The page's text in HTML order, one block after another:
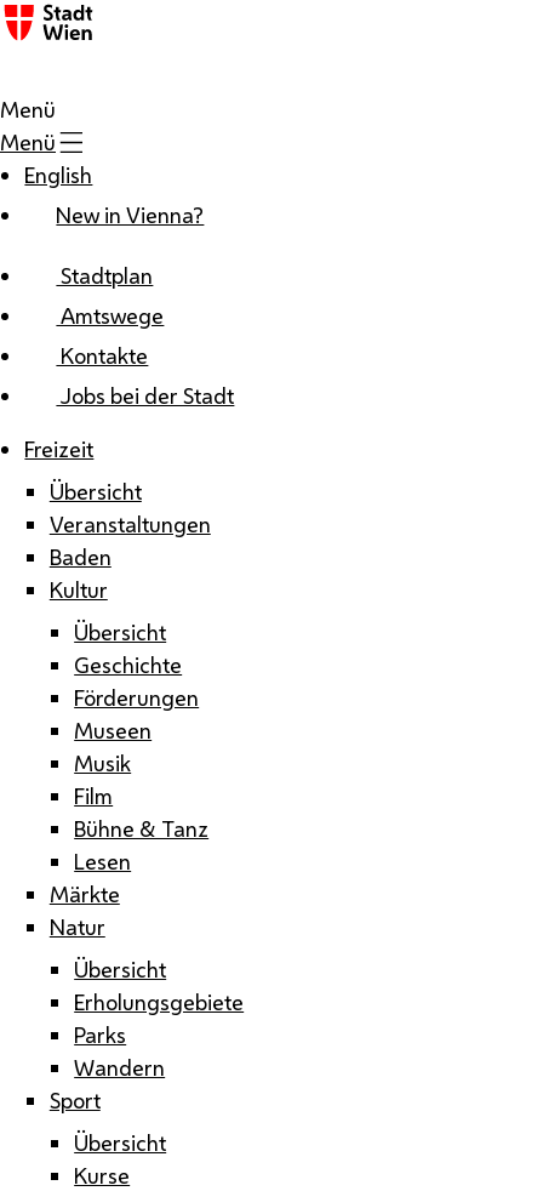
Zum Inhalt
Menü
Menü
English
New in Vienna?
Stadtplan
Amtswege
Kontakte
Jobs bei der Stadt
Freizeit
Übersicht
Veranstaltungen
Baden
Kultur
Übersicht
Geschichte
Förderungen
Museen
Musik
Film
Bühne & Tanz
Lesen
Märkte
Natur
Übersicht
Erholungsgebiete
Parks
Wandern
Sport
Übersicht
Kurse